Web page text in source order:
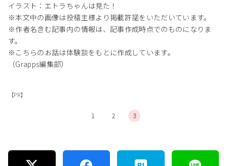
イラスト：エトラちゃんは見た！
※本文中の画像は投稿主様より掲載許諾をいただいています。
※作者名含む記事内の情報は、記事作成時点でのものになりま
す。
※こちらのお話は体験談をもとに作成しています。
（Grapps編集部）
【PR】
1 2 3